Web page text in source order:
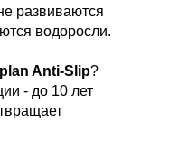
развиваются
водоросли.
Anti-Slip?
- до 10 лет